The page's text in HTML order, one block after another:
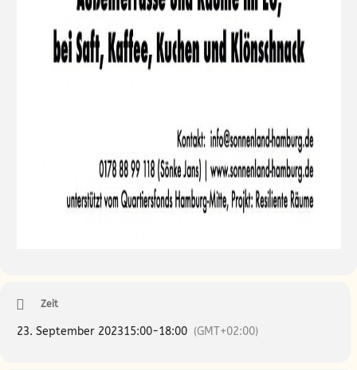
Zeit
23. September 202315:00-18:00 (GMT+02:00)